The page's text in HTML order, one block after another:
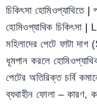
চিকিৎসা হোমিওপ্যাথিতে |
হোমিওপ্যাথিক চিকিৎসা |
মহিলাদের পেটে ফাটা
ধূমপান করলে
পেটের অতিরিক্ত চর্বি
ব্যথাহীন ফোলা – কারণ,